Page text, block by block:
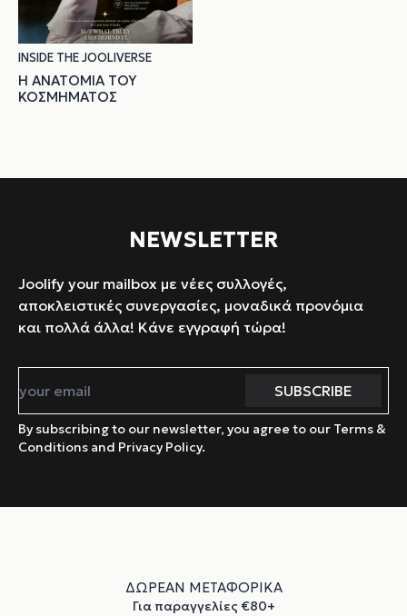
INSIDE THE JOOLIVERSE
Η ΑΝΑΤΟΜΊΑ ΤΟΥ
ΚΟΣΜΉΜΑΤΟΣ
NEWSLETTER
Joolify your mailbox με νέες συλλογές,
αποκλειστικές συνεργασίες, μοναδικά προνόμια
και πολλά άλλα! Κάνε εγγραφή τώρα!
By subscribing to our newsletter, you agree to our Terms &
Conditions and Privacy Policy.
ΔΩΡΕΑΝ ΜΕΤΑΦΟΡΙΚΑ
Για παραγγελίες €80+